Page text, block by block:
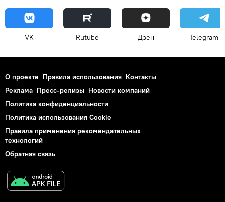
VK Rutube Дзен Telegram
О проекте Правила использования Контакты
Реклама Пресс-релизы Новости компаний
Политика конфиденциальности
Политика использования Cookie
Правила применения рекомендательных
технологий
Обратная связь